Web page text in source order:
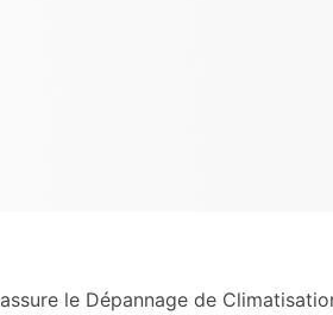
le Dépannage de